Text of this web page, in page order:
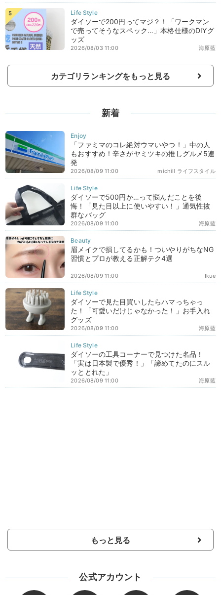
ダイソーで200円ってマジ？！「ワークマン
で売ってそうなスペック…」本格仕様のDIYグ
ッズ
海原藍
2026/08/03 11:00
カテゴリランキングをもっと見る
新着
「ファミマのコレ絶対ウマいやつ！」中の人
もおすすめ！辛さがヤミツキの推しグルメ5連
発
michill ライフスタイル
2026/08/09 11:00
ダイソーで500円か…って悩んだことを後
悔！「見た目以上に使いやすい！」通気性抜
群なバッグ
海原藍
2026/08/09 11:00
眉メイクで損してるかも！ついやりがちなNG
習慣とプロが教える正解テク4選
Ikue
2026/08/09 11:00
ダイソーで見た目買いしたらハマっちゃっ
た！「可愛いだけじゃなかった！」お手入れ
グッズ
海原藍
2026/08/09 11:00
ダイソーの工具コーナーで見つけた名品！
「実は日本製で優秀！」「諦めてたのにスル
ッととれた」
海原藍
2026/08/09 11:00
もっと見る
公式アカウント